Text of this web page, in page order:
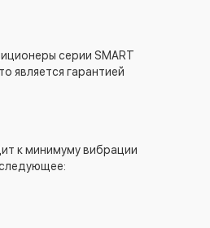
серии SMART
является гарантией
к минимуму вибрации